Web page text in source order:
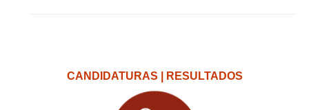
CANDIDATURAS | RESULTADOS